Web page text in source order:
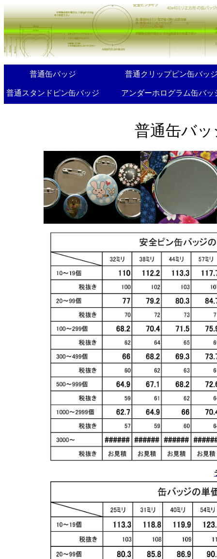
普通缶バッジ 普通クリップピン缶バッ
普通スタンドピン缶バッジ アンダーホログラム缶バッ
普通缶バッ